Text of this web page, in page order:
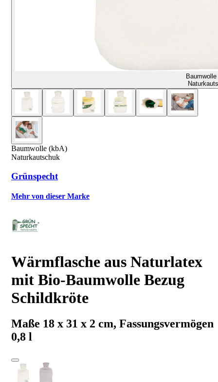
Baumwolle (kbA)
Naturkautschuk
Grünspecht
Mehr von dieser Marke
Wärmflasche aus Naturlatex
mit Bio-Baumwolle Bezug
Schildkröte
Maße 18 x 31 x 2 cm, Fassungsvermögen
0,8 l